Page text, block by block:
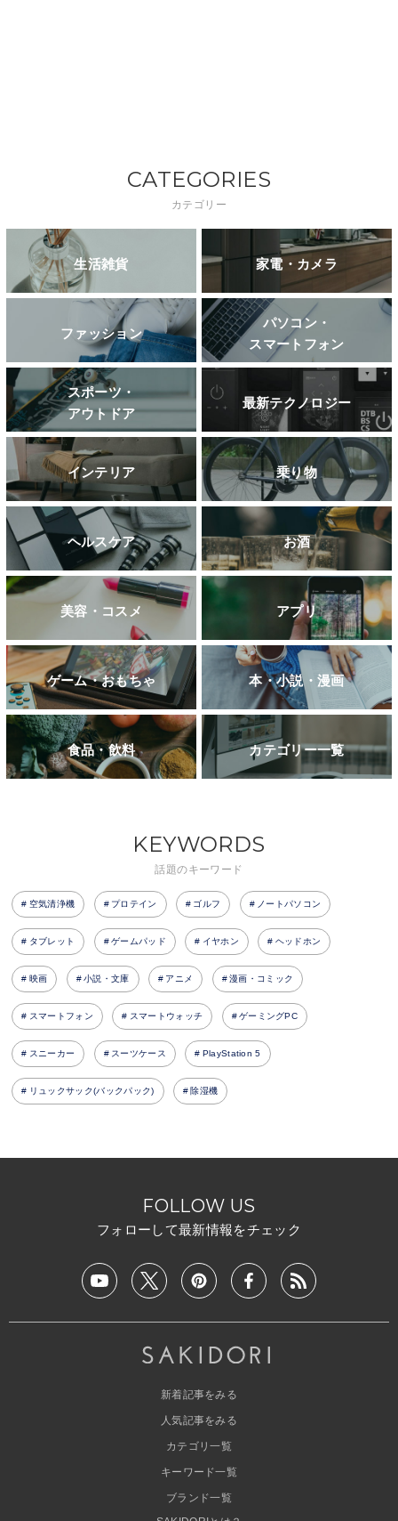
CATEGORIES
カテゴリー
生活雑貨 家電・カメラ
ファッション
パソコン・
スマートフォン
スポーツ・
アウトドア
最新テクノロジー
インテリア 乗り物
ヘルスケア お酒
美容・コスメ アプリ
ゲーム・おもちゃ 本・小説・漫画
食品・飲料 カテゴリー一覧
KEYWORDS
話題のキーワード
空気清浄機 プロテイン ゴルフ ノートパソコン
タブレット ゲームパッド イヤホン ヘッドホン
映画 小説・文庫 アニメ 漫画・コミック
スマートフォン スマートウォッチ ゲーミングPC
スニーカー スーツケース PlayStation 5
リュックサック(バックパック) 除湿機
FOLLOW US
フォローして最新情報をチェック
新着記事をみる
人気記事をみる
カテゴリ一覧
キーワード一覧
ブランド一覧